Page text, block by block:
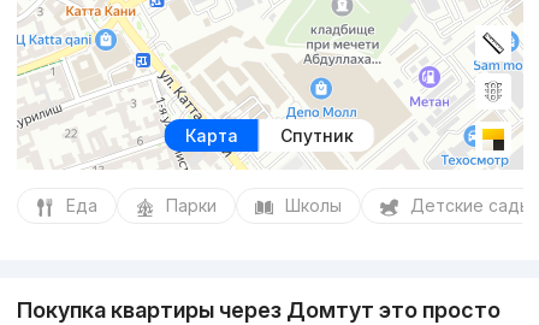
Карта Спутник
Еда Парки Школы Детские сады
Покупка квартиры через Домтут это просто